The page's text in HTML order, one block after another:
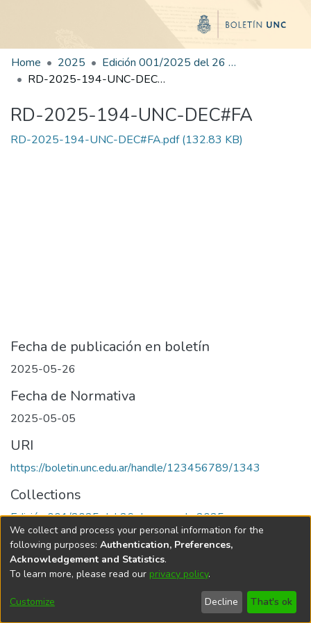
Home 2025
Edición 001/2025 del 26 de mayo de 2025
RD-2025-194-UNC-DEC#FA
RD-2025-194-UNC-DEC#FA
RD-2025-194-UNC-DEC#FA.pdf(132.83 KB)
Fecha de publicación en boletín
2025-05-26
Fecha de Normativa
2025-05-05
URI
https://boletin.unc.edu.ar/handle/123456789/1343
Collections
Edición 001/2025 del 26 de mayo de 2025
Universidad Nacional de Córdoba
We collect and process your personal information for the
following purposes: Authentication, Preferences,
Acknowledgement and Statistics.
To learn more, please read our privacy policy.
Customize Decline That's ok